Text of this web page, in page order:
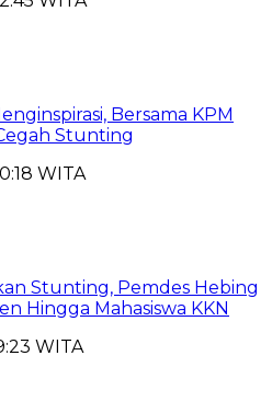
Bersama KPM
Stunting
WITA
Stunting, Pemdes Hebing
Hingga Mahasiswa KKN
WITA